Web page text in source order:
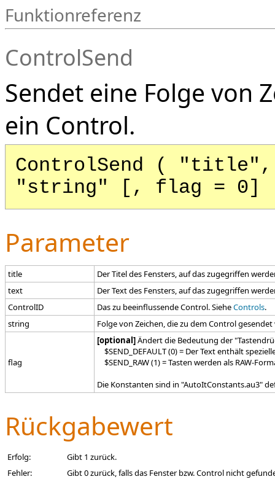
Funktionreferenz
ControlSend
Sendet eine Folge von
ein Control.
ControlSend (
"string" [, flag = 0]
Parameter
title
Der Titel des Fensters, auf das zugegriffen
text
Der Text des Fensters, auf das zugegriffen
ControlID
Das zu beeinflussende Control. SieheControls.
string
Folge von Zeichen, die zu dem Control
flag
[optional]Ändert die Bedeutung der
$SEND_DEFAULT (0) = Der Text enthält
$SEND_RAW (1) = Tasten werden als RAW-
Die Konstanten sind in "AutoItConstants.au3"
Rückgabewert
Erfolg:
Gibt 1 zurück.
Fehler:
Gibt 0 zurück, falls das Fenster bzw. Control nicht